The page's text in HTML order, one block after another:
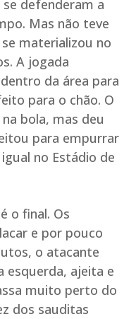
se defenderam a
Mas não teve
materializou no
A jogada
da área para
para o chão. O
bola, mas deu
para empurrar
no Estádio de
o final. Os
e por pouco
o atacante
esquerda, ajeita e
muito perto do
dos sauditas